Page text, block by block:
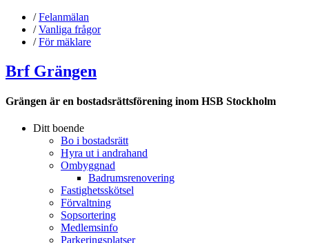
/Felanmälan
/Vanliga frågor
/För mäklare
Brf Grängen
Grängen är en bostadsrättsförening inom HSB Stockholm
Ditt boende
Bo i bostadsrätt
Hyra ut i andrahand
Ombyggnad
Badrumsrenovering
Fastighetsskötsel
Förvaltning
Sopsortering
Medlemsinfo
Parkeringsplatser